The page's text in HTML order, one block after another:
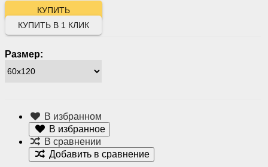
Размер:
КУПИТЬ В 1 КЛИК
В избранном
В избранное
В сравнении
Добавить в сравнение